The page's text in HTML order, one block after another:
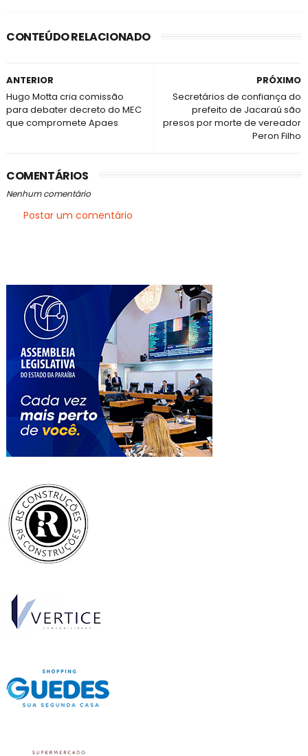
CONTEÚDO RELACIONADO
PRÓXIMO
Secretários de confiança do
prefeito de Jacaraú são
presos por morte de vereador
Peron Filho
ANTERIOR
Hugo Motta cria comissão
para debater decreto do MEC
que compromete Apaes
COMENTÁRIOS
Nenhum comentário
Postar um comentário